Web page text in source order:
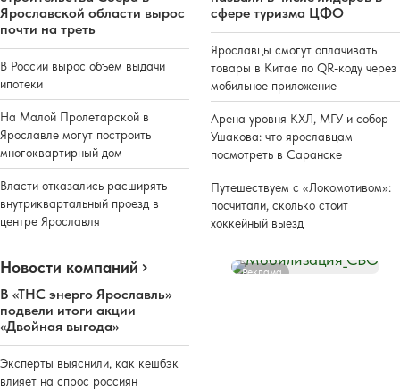
Ярославской области вырос
почти на треть
В России вырос объем выдачи
ипотеки
На Малой Пролетарской в
Ярославле могут построить
многоквартирный дом
Власти отказались расширять
внутриквартальный проезд в
центре Ярославля
сфере туризма ЦФО
Ярославцы смогут оплачивать
товары в Китае по QR-коду через
мобильное приложение
Арена уровня КХЛ, МГУ и собор
Ушакова: что ярославцам
посмотреть в Саранске
Путешествуем с «Локомотивом»:
посчитали, сколько стоит
хоккейный выезд
Новости компаний
В «ТНС энерго Ярославль»
подвели итоги акции
«Двойная выгода»
Эксперты выяснили, как кешбэк
влияет на спрос россиян
Реклама